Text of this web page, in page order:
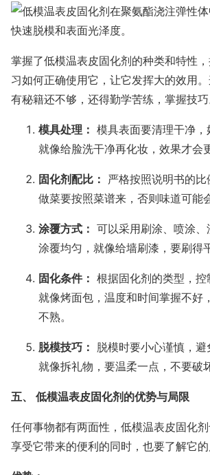
掌握了低模温表皮固化剂的种类和特性
习如何正确使用它，让它发挥大的效用
有秘籍还不够，还得勤学苦练，掌握技巧
模具处理： 模具表面要清理干净，
就像给脸洗干净再化妆，效果才会
固化剂配比： 严格按照说明书的
做菜要按照菜谱来，否则味道可能
涂覆方式： 可以采用刷涂、喷涂
涂覆均匀，就像给墙刷漆，要刷得
固化条件： 根据固化剂的类型，控
就像烤面包，温度和时间掌握不好
不熟。
脱模技巧： 脱模时要小心谨慎，避
就像拆礼物，要温柔一点，不要破
五、 低模温表皮固化剂的优势与局限
任何事物都有两面性，低模温表皮固化
享受它带来的便利的同时，也要了解它的